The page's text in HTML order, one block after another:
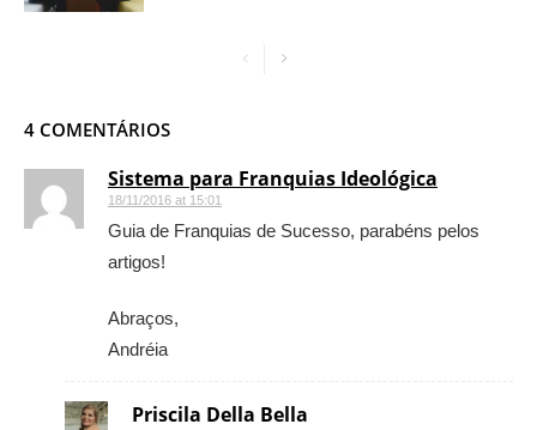
4 COMENTÁRIOS
Sistema para Franquias Ideológica
18/11/2016 at 15:01
Guia de Franquias de Sucesso, parabéns pelos
artigos!
Abraços,
Andréia
Priscila Della Bella